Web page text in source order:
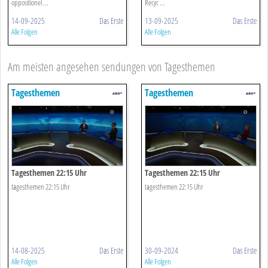
oppositionel ...
14-09-2025 Das Erste
Alle Folgen
Recyc ...
13-09-2025 Das Erste
Alle Folgen
Am meisten angesehen sendungen von Tagesthemen
Tagesthemen
Tagesthemen 22:15 Uhr
tagesthemen 22:15 Uhr
14-08-2025 Das Erste
Alle Folgen
Tagesthemen
Tagesthemen 22:15 Uhr
tagesthemen 22:15 Uhr
30-09-2024 Das Erste
Alle Folgen